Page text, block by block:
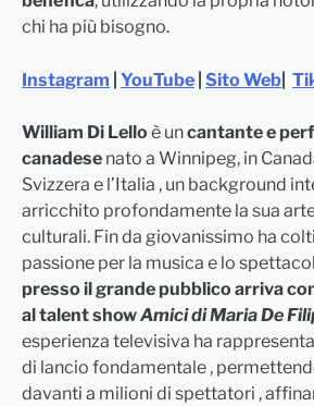
chi ha più bisogno.
Instagram | YouTube | Sito Web|
William Di Lello è uncantante e
canadese nato a Winnipeg, in
Svizzera e l’Italia , un background
arricchito profondamente la sua
culturali. Fin da giovanissimo ha
passione per la musica e lo
presso il grande pubblico arriva
al talent showAmici di Maria De
esperienza televisiva ha
di lancio fondamentale ,
davanti a milioni di spettatori ,